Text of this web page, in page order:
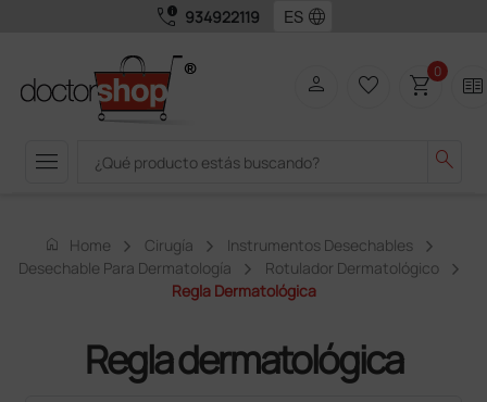
call_quality 934922119 language
menu search
person favorite_border shopping_cart0 two_pager
home Home Cirugía
Instrumentos Desechables
Desechable Para Dermatología
Rotulador Dermatológico
Regla Dermatológica
Regla dermatológica